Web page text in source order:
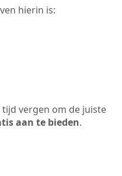
hierin is:
vergen om de juiste
aan te bieden.